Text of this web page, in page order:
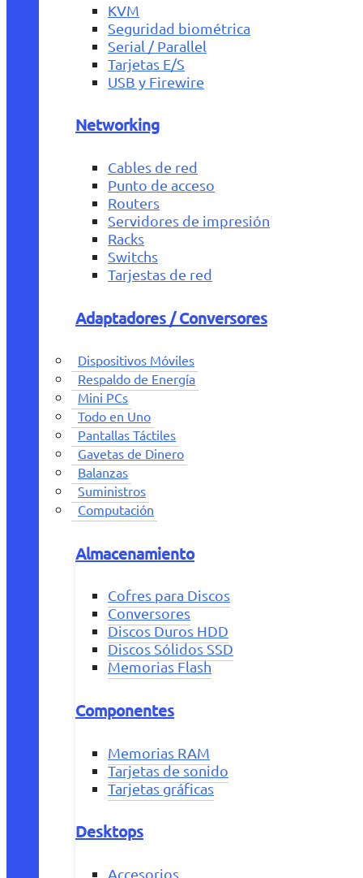
KVM
Seguridad biométrica
Serial / Parallel
Tarjetas E/S
USB y Firewire
Networking
Cables de red
Punto de acceso
Routers
Servidores de impresión
Racks
Switchs
Tarjestas de red
Adaptadores / Conversores
Dispositivos Móviles
Respaldo de Energía
Mini PCs
Todo en Uno
Pantallas Táctiles
Gavetas de Dinero
Balanzas
Suministros
Computación
Almacenamiento
Cofres para Discos
Conversores
Discos Duros HDD
Discos Sólidos SSD
Memorias Flash
Componentes
Memorias RAM
Tarjetas de sonido
Tarjetas gráficas
Desktops
Accesorios